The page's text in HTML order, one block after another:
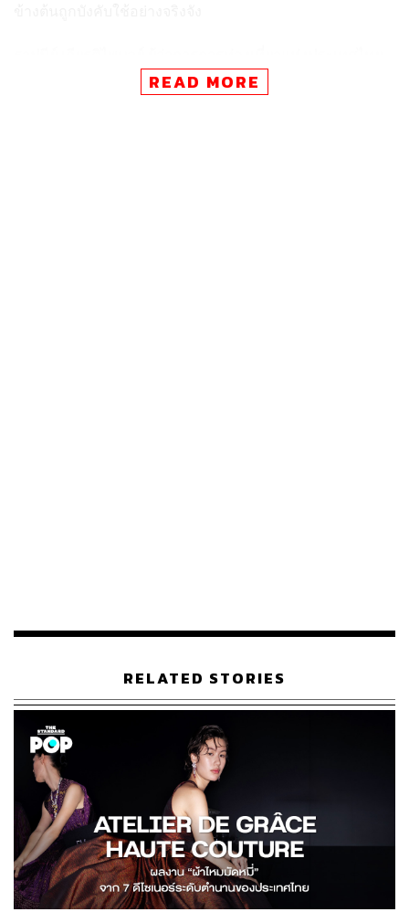
หากผู้ประกอบการไทยยังไม่มีแนวทางการ
จัดการด้านความยั่งยืน อาจเป็นอุปสรรคในการเป็นคู่ค้ากับ
ททท. จึงผนึกกำลังพันธมิตรด้านการท่องเที่ยวอย่างยั่งยืน
ระดับโลก จัดงานสัมมนา‘Action Alert ! Accelerating
Towards Sustainable Tourism in Thailand’เตรียมภาค
ธุรกิจไทยให้ปรับตัวเพื่อรับข้อบังคับใหม่ด้านสิ่งแวดล้อมของ
สหภาพยุโรป คว้าโอกาสในตลาดระดับโลก และสร้างจุด
เปลี่ยนสำคัญที่จะนำธุรกิจสู่ความสำเร็จอย่างยั่งยืน
READ MORE
RELATED STORIES